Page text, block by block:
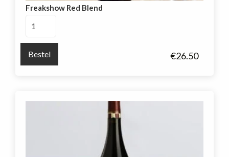
Freakshow Red Blend
€26.50
aantal
Bestel